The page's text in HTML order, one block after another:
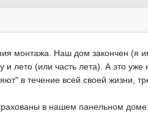
монтажа. Наш дом закончен (я
лето (или часть лета). А это
в течение всей своей жизни,
в нашем панельном